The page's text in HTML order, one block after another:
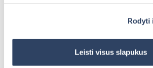
paspauskite mygtuką „Rodyti
Daugiau informacijos rasite UAB
Rodyti
Leisti visus slapukus